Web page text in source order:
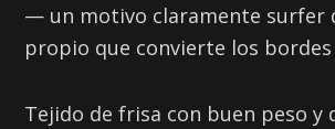
— un motivo claramente surfer
propio que convierte los
Tejido de frisa con buen peso y